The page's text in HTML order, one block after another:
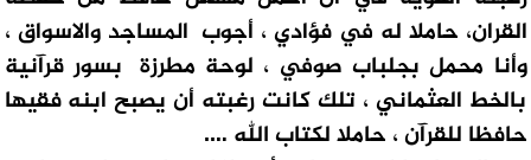
القران، حاملا له في فؤادي ، أجوب المساجد والاسواق ،
وأنا محمل بجلباب صوفي ، لوحة مطرزة بسور قرآنية
بالخط العثماني ، تلك كانت رغبته أن يصبح ابنه فقيها
حافظا للقرآن ، حاملا لكتاب الله ….